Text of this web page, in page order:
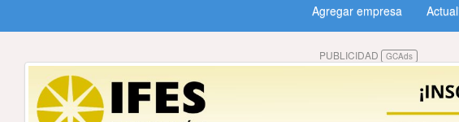
Agregar empresa
PUBLICIDAD GCAds